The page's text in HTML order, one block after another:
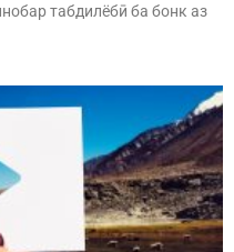
табдилёбӣ ба бонк аз